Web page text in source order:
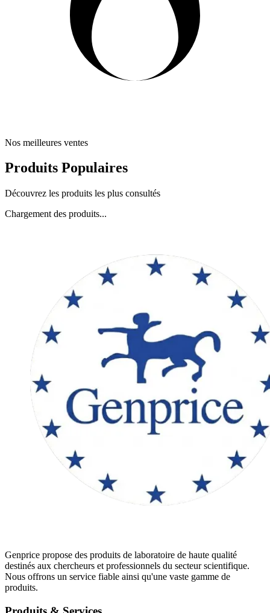
Nos meilleures ventes
Produits Populaires
Découvrez les produits les plus consultés
Chargement des produits...
Genprice propose des produits de laboratoire de haute qualité
destinés aux chercheurs et professionnels du secteur scientifique.
Nous offrons un service fiable ainsi qu'une vaste gamme de
produits.